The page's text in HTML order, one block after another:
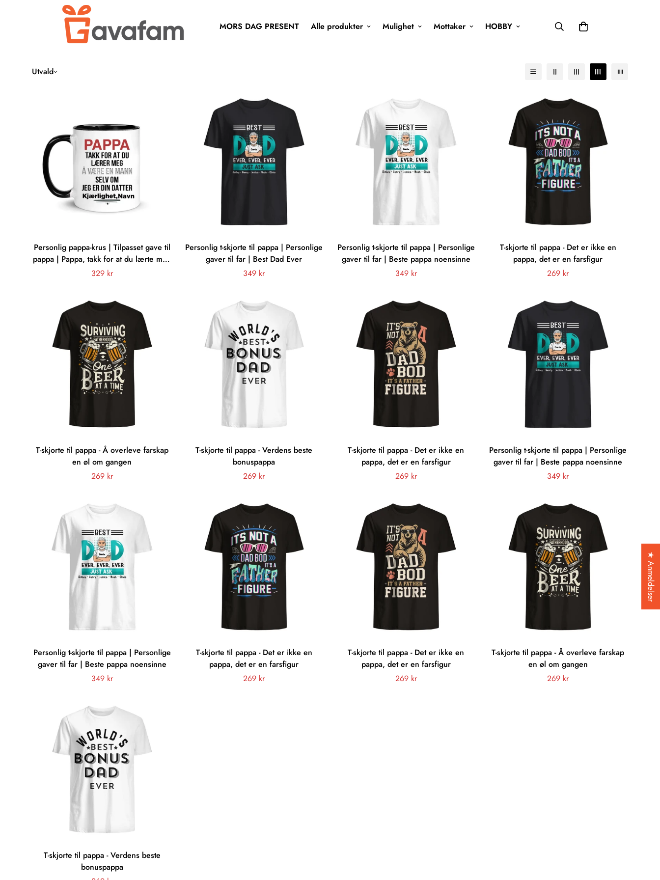
MORS DAG PRESENT Alle produkter Mulighet Mottaker HOBBY
Utvald
Personlig pappa-krus | Tilpasset gave til
pappa | Pappa, takk for at du lærte meg
å være mann
Vanligt
329 kr
Personlig t-skjorte til pappa | Personlige
gaver til far | Best Dad Ever
Vanligt
349 kr
Personlig t-skjorte til pappa | Personlige
gaver til far | Beste pappa noensinne
Vanligt
349 kr
T-skjorte til pappa - Det er ikke en
pappa, det er en farsfigur
Vanligt
269 kr
T-skjorte til pappa - Å overleve farskap
en øl om gangen
Vanligt
269 kr
T-skjorte til pappa - Verdens beste
bonuspappa
Vanligt
269 kr
T-skjorte til pappa - Det er ikke en
pappa, det er en farsfigur
Vanligt
269 kr
Personlig t-skjorte til pappa | Personlige
gaver til far | Beste pappa noensinne
Vanligt
349 kr
Personlig t-skjorte til pappa | Personlige
gaver til far | Beste pappa noensinne
Vanligt
349 kr
T-skjorte til pappa - Det er ikke en
pappa, det er en farsfigur
Vanligt
269 kr
T-skjorte til pappa - Det er ikke en
pappa, det er en farsfigur
Vanligt
269 kr
T-skjorte til pappa - Å overleve farskap
en øl om gangen
Vanligt
269 kr
T-skjorte til pappa - Verdens beste
bonuspappa
★ Anmeldelser